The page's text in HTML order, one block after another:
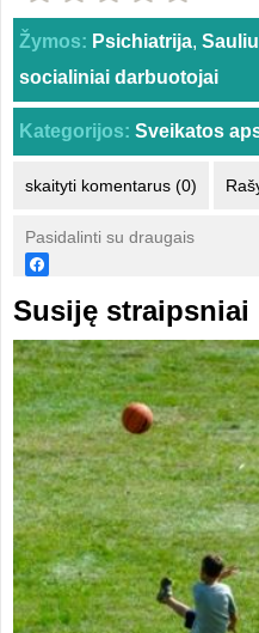
Žymos: Psichiatrija,
socialiniai darbuotojai
Kategorijos: Sveikatos
skaityti komentarus (0)
Pasidalinti su draugais
Susiję straipsniai